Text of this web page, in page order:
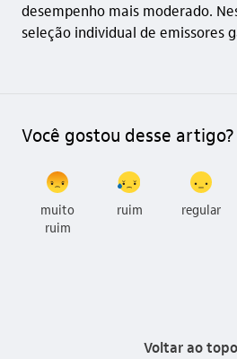
desempenho mais moderado.
seleção individual de emissores
Você gostou desse artigo?
muito
ruim
ruim regular
Voltar ao topo